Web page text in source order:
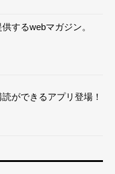
するwebマガジン。
ができるアプリ登場！